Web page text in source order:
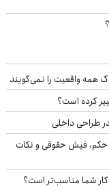
همه واقعیت را نمی‌گویند
طراحی داخلی
حکم، فیش حقوقی و نکات
شما مناسب‌تر است؟